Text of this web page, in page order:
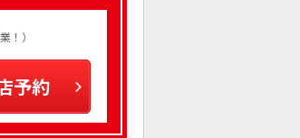
！）
予約